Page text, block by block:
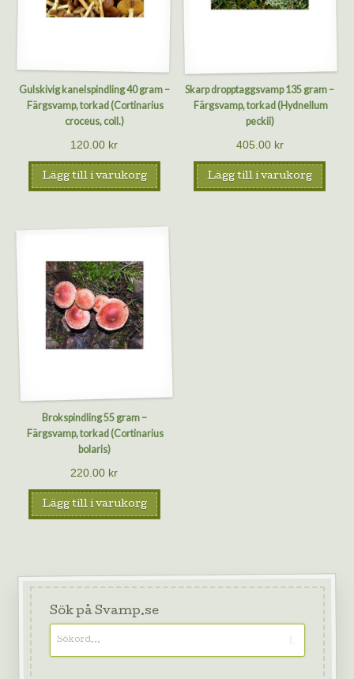
Gulskivig kanelspindling 40 gram –
Färgsvamp, torkad (Cortinarius
croceus, coll.)
120.00 kr
Lägg till i varukorg
Skarp dropptaggsvamp 135 gram –
Färgsvamp, torkad (Hydnellum
peckii)
405.00 kr
Lägg till i varukorg
Brokspindling 55 gram –
Färgsvamp, torkad (Cortinarius
bolaris)
220.00 kr
Lägg till i varukorg
Sök på Svamp.se